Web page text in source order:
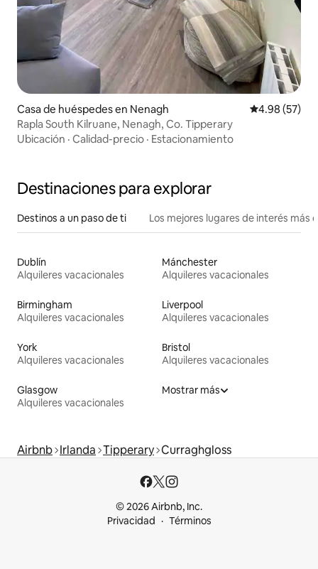
Casa de huéspedes en Nenagh Calificación
4.98 (57)
Rapla South Kilruane, Nenagh, Co. Tipperary
Ubicación · Calidad-precio · Estacionamiento
Destinaciones para explorar
Destinos a un paso de ti Los mejores lugares de interés más
Dublín
Alquileres vacacionales
Mánchester
Alquileres vacacionales
Birmingham
Alquileres vacacionales
Liverpool
Alquileres vacacionales
York
Alquileres vacacionales
Bristol
Alquileres vacacionales
Glasgow
Alquileres vacacionales
Mostrar más
Airbnb Irlanda Tipperary Curraghgloss
© 2026 Airbnb, Inc.
Privacidad
Términos